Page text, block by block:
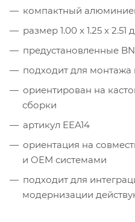
компактный
размер 1.00 x 1.25 x 2.51
предустановленные
подходит для монтажа
ориентирован на
сборки
артикул EEA14
ориентация на
и OEM системами
подходит для
модернизации